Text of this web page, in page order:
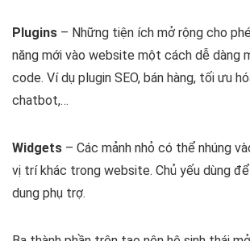
Plugins – Những tiện ích mở rộng cho
năng mới vào website một cách dễ dàng
code. Ví dụ plugin SEO, bán hàng, tối ưu
chatbot,…
Widgets – Các mảnh nhỏ có thể nhúng
vị trí khác trong website. Chủ yếu dùng
dung phụ trợ.